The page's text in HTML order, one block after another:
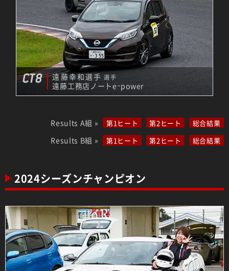
CT8 遠藤幸和選手 選手
遠藤工務店ノートeｰpower
Results A組 » 第1ヒート 第2ヒート 総合結果
Results B組 » 第1ヒート 第2ヒート 総合結果
2024シーズンチャンピオン